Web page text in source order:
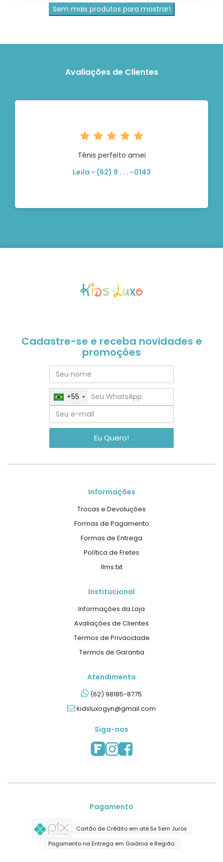
Sem mais produtos para mostrar!
Avaliações de Clientes
Tênis perfeito amei
Leila - (62) 9 . . . -0143
Cadastre-se e receba novidades e
promoções
+55
Eu Quero!
Informações
Trocas e Devoluções
Formas de Pagamento
Formas de Entrega
Política de Fretes
llms.txt
Institucional
Informações da Loja
Avaliações de Clientes
Termos de Privacidade
Termos de Garantia
Atendimento
(62) 98185-8775
kidsluxogyn@gmail.com
Siga-nos
Pagamento
Cartão de Crédito em até 5x Sem Juros
Pagamento na Entrega em Goiânia e Região.